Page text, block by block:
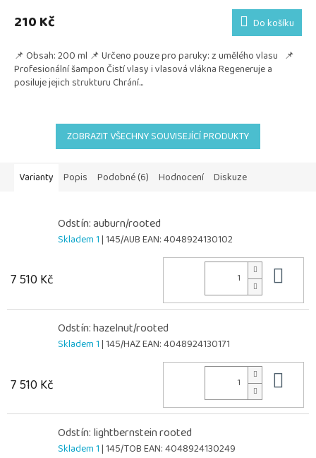
210 Kč Do košíku
📌 Obsah: 200 ml 📌 Určeno pouze pro paruky: z umělého vlasu 📌
Profesionální šampon Čistí vlasy i vlasová vlákna Regeneruje a
posiluje jejich strukturu Chrání...
ZOBRAZIT VŠECHNY SOUVISEJÍCÍ PRODUKTY
Varianty Popis Podobné (6) Hodnocení Diskuze
Odstín: auburn/rooted
Skladem 1| 145/AUBEAN:4048924130102
7 510 Kč
Odstín: hazelnut/rooted
Skladem 1| 145/HAZEAN:4048924130171
7 510 Kč
Odstín: lightbernstein rooted
Skladem 1| 145/TOBEAN:4048924130249